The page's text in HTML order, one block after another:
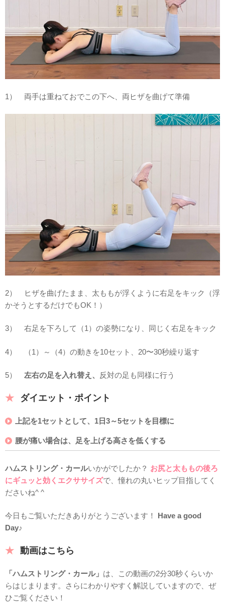
1） 両手は重ねておでこの下へ、両ヒザを曲げて準備
2） ヒザを曲げたまま、太ももが浮くように右足をキック（浮
かそうとするだけでもOK！）
3） 右足を下ろして（1）の姿勢になり、同じく右足をキック
4） （1）～（4）の動きを10セット、20〜30秒繰り返す
5） 左右の足を入れ替え、 反対の足も同様に行う
ダイエット・ポイント
上記を1セットとして、1日3～5セットを目標に
腰が痛い場合は、足を上げる高さを低くする
ハムストリング・カールいかがでしたか？ お尻と太ももの後ろ
にギュッと効くエクササイズで、憧れの丸いヒップ目指してく
ださいね^ ^
今日もご覧いただきありがとうございます！ Have a good
Day♪
動画はこちら
「ハムストリング・カール」 は、この動画の2分30秒くらいか
らはじまります。さらにわかりやすく解説していますので、ぜ
ひご覧ください！